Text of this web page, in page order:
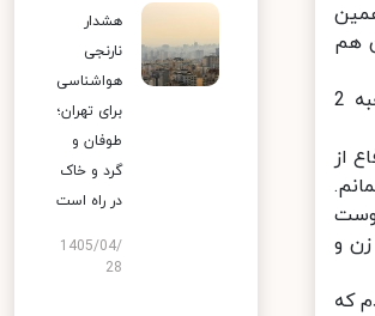
پس‌ از اعترافات متهم و تکمیل تحقیقات، کیفرخواست صادر و پرونده برای رسیدگی به شعبه 2
و
که
هشدار
نارنجی
هواشناسی
برای تهران؛
طوفان و
گرد و خاک
در راه است
1405/04/
28